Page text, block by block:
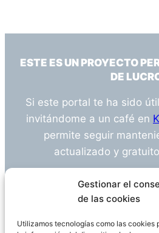
Gestionar el
de las cookies
Utilizamos tecnologías como las cookies
ESTE ES UN PROYECTO
DE
Si este portal te ha sido
invitándome a un café en
permite seguir
actualizado y
¿Tienes alguna duda o